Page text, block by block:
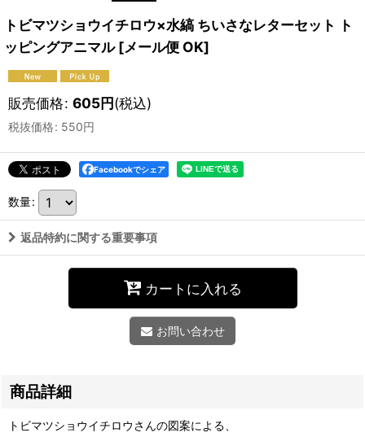
トビマツショウイチロウ×水縞 ちいさなレターセット ト
ッピングアニマル [メール便 OK]
販売価格: 605円(税込)
税抜価格: 550円
Facebookでシェア
数量:
返品特約に関する重要事項
カートに入れる
お問い合わせ
商品詳細
トビマツショウイチロウさんの図案による、